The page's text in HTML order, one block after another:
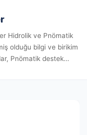
Hidrolik ve Pnömatik
olduğu bilgi ve birikim
Pnömatik destek